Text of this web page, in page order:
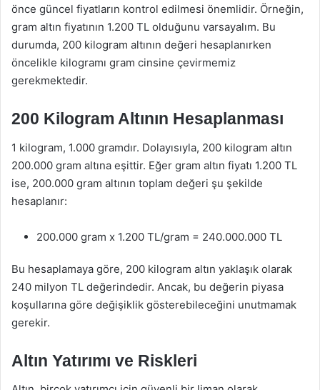
önce güncel fiyatların kontrol edilmesi önemlidir. Örneğin,
gram altın fiyatının 1.200 TL olduğunu varsayalım. Bu
durumda, 200 kilogram altının değeri hesaplanırken
öncelikle kilogramı gram cinsine çevirmemiz
gerekmektedir.
200 Kilogram Altının Hesaplanması
1 kilogram, 1.000 gramdır. Dolayısıyla, 200 kilogram altın
200.000 gram altına eşittir. Eğer gram altın fiyatı 1.200 TL
ise, 200.000 gram altının toplam değeri şu şekilde
hesaplanır:
200.000 gram x 1.200 TL/gram = 240.000.000 TL
Bu hesaplamaya göre, 200 kilogram altın yaklaşık olarak
240 milyon TL değerindedir. Ancak, bu değerin piyasa
koşullarına göre değişiklik gösterebileceğini unutmamak
gerekir.
Altın Yatırımı ve Riskleri